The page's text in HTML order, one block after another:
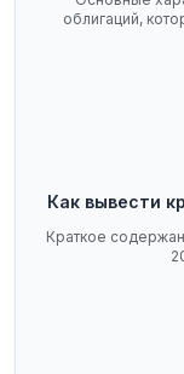
облигаций,
Как вывести
Краткое